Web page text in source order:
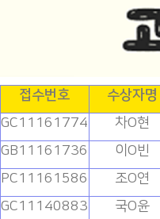
접수번호 수상자명
GC11161774 차O현
GB11161736 이O빈
PC11161586 조O연
GC11140883
국O윤